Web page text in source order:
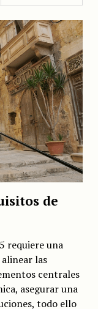
de
requiere una
las
centrales
asegurar una
todo ello